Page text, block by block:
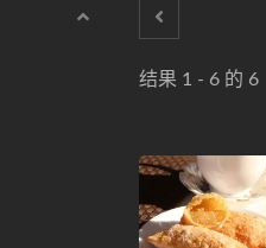
结果 1 - 6 的 6